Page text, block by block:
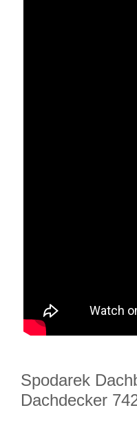
Spodarek
Dachdecker